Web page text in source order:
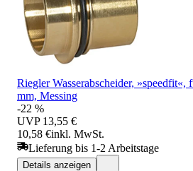
Riegler Wasserabscheider,
mm, Messing
-22 %
UVP 13,55 €
10,58 €inkl. MwSt.
Lieferung bis 1-2 Arbeitstage
Details anzeigen